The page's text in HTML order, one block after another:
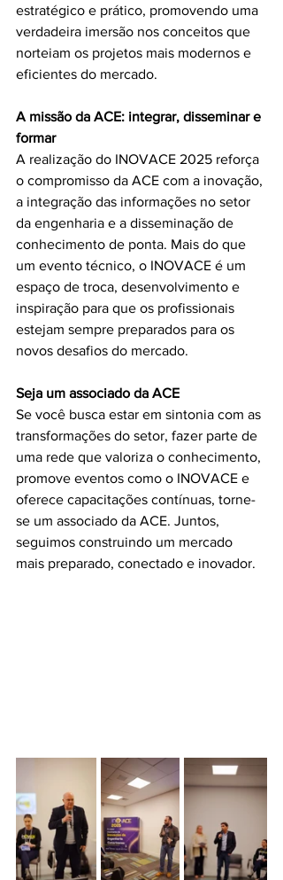
estratégico e prático, promovendo uma
verdadeira imersão nos conceitos que
norteiam os projetos mais modernos e
eficientes do mercado.
A missão da ACE: integrar, disseminar e
formar
A realização do INOVACE 2025 reforça
o compromisso da ACE com a inovação,
a integração das informações no setor
da engenharia e a disseminação de
conhecimento de ponta. Mais do que
um evento técnico, o INOVACE é um
espaço de troca, desenvolvimento e
inspiração para que os profissionais
estejam sempre preparados para os
novos desafios do mercado.
Seja um associado da ACE
Se você busca estar em sintonia com as
transformações do setor, fazer parte de
uma rede que valoriza o conhecimento,
promove eventos como o INOVACE e
oferece capacitações contínuas, torne-
se um associado da ACE. Juntos,
seguimos construindo um mercado
mais preparado, conectado e inovador.